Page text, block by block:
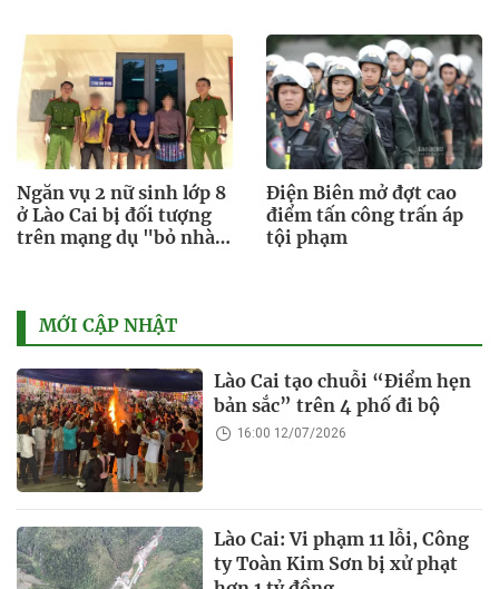
Ngăn vụ 2 nữ sinh lớp 8
ở Lào Cai bị đối tượng
trên mạng dụ "bỏ nhà
Điện Biên mở đợt cao
điểm tấn công trấn áp
tội phạm
MỚI CẬP NHẬT
Lào Cai tạo chuỗi “Điểm hẹn
bản sắc” trên 4 phố đi bộ
16:00 12/07/2026
Lào Cai: Vi phạm 11 lỗi, Công
ty Toàn Kim Sơn bị xử phạt